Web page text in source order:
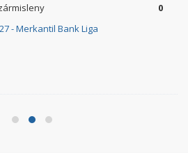
- Merkantil Bank Liga
0